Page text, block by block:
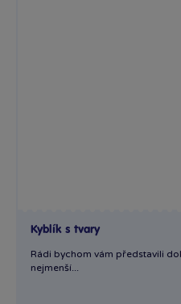
Kyblík s tvary
Rádi bychom vám představili
nejmenší...